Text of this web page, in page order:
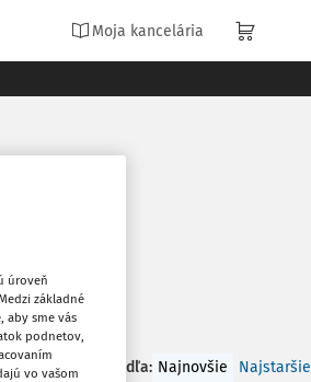
Moja kancelária
Zoradiť podľa: Najnovšie Najstaršie
úroveň
základné
aby sme vás
podnetov,
vo vašom